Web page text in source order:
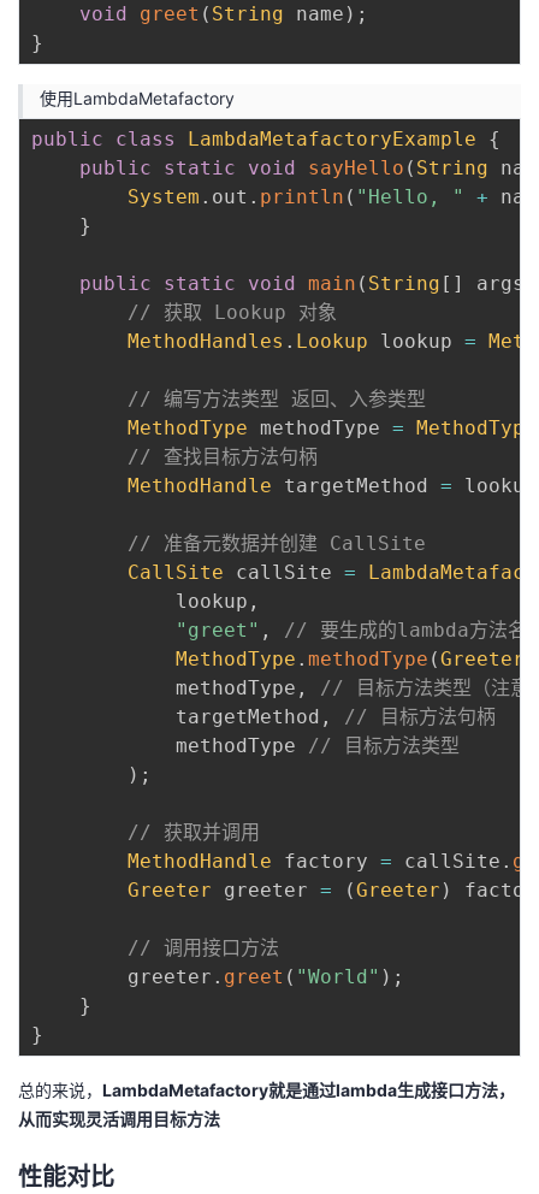
void
greet ( String name ) ;
}
使用LambdaMetafactory
public class LambdaMetafactoryExample
{
public
static void sayHello ( String
System . out . println ( "Hello, " +
}
public static void main ( String [ ] args
// 获取 Lookup 对象
MethodHandles . Lookup lookup =
// 编写方法类型 返回、入参类型
MethodType methodType = MethodType
// 查找目标方法句柄
MethodHandle targetMethod = lookup
// 准备元数据并创建 CallSite
CallSite callSite =
            lookup
,
"greet" ,
// 要生成的lambda方法名
MethodType . methodType (Greeter
            methodType
,
// 目标方法类型（注意
            targetMethod
,
// 目标方法句柄
            methodType
// 目标方法类型
) ;
// 获取并调用
MethodHandle factory = callSite .
Greeter greeter = (Greeter )
// 调用接口方法
        greeter
. greet ( "World" ) ;
}
}
总的来说， LambdaMetafactory就是通过lambda生成接口方法，
从而实现灵活调用目标方法
性能对比